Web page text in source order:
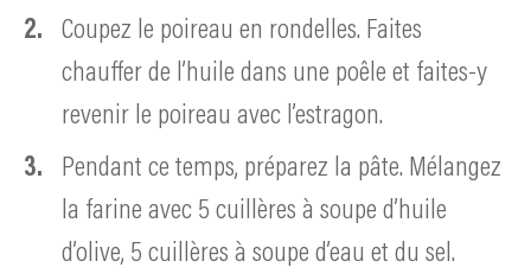
Coupez le poireau en rondelles. Faites
chauffer de l’huile dans une poêle et faites-y
revenir le poireau avec l’estragon.
Pendant ce temps, préparez la pâte. Mélangez
la farine avec 5 cuillères à soupe d’huile
d’olive, 5 cuillères à soupe d’eau et du sel.